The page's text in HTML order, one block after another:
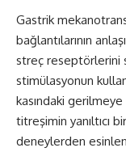
Gastrik
bağlantılarının
streç reseptörlerini
stimülasyonun
kasındaki
titreşimin yanıltıcı
deneylerden